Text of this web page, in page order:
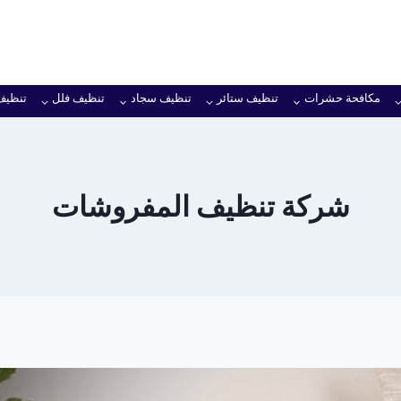
مكافحة حشرات تنظيف ستائر تنظيف سجاد تنظيف فلل
شركة تنظيف المفروشات